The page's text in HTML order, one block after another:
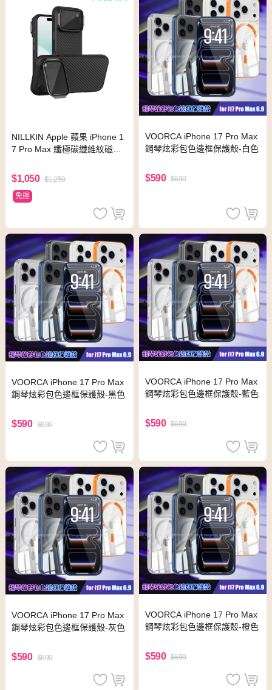
NILLKIN Apple 蘋果 iPhone 1
7 Pro Max 纖極碳纖維紋磁吸
$1,050 $1,250
免運
VOORCA iPhone 17 Pro Max
鋼琴炫彩包色邊框保護殼-白色
$590 $690
VOORCA iPhone 17 Pro Max
鋼琴炫彩包色邊框保護殼-黑色
$590 $690
VOORCA iPhone 17 Pro Max
鋼琴炫彩包色邊框保護殼-藍色
$590 $690
VOORCA iPhone 17 Pro Max
鋼琴炫彩包色邊框保護殼-灰色
$590 $690
VOORCA iPhone 17 Pro Max
鋼琴炫彩包色邊框保護殼-橙色
$590 $690